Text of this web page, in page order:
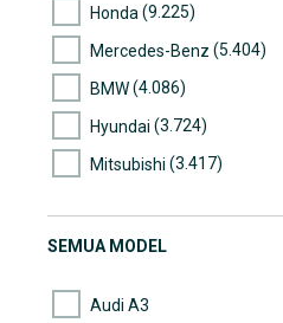
Honda (9.225)
Mercedes-Benz (5.404)
BMW(4.086)
Hyundai (3.724)
Mitsubishi (3.417)
Suzuki(2.667)
SEMUA MODEL
Audi A3